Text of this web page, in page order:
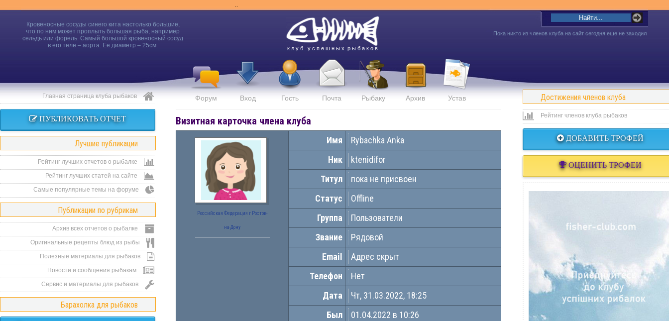
..
Кровеносные сосуды синего кита настолько большие,
что по ним может проплыть большая рыба, например
сельдь или форель. Самый большой кровеносный сосуд
в его теле – аорта. Ее диаметр – 25см.
к л у б у с п е ш н ы х р ы б а к о в
Форум Вход Гость Почта Рыбаку Архив Устав
Пока никто из членов клуба на сайт сегодня еще не заходил
Главная страница клуба рыбаков
ПУБЛИКОВАТЬ ОТЧЕТ
Лучшие публикации
Рейтинг лучших отчетов о рыбалке
Рейтинг лучших статей на сайте
Самые популярные темы на форуме
Публикации по рубрикам
Архив всех отчетов о рыбалке
Оригинальные рецепты блюд из рыбы
Полезные материалы для рыбаков
Новости и сообщения рыбакам
Сервис и материалы для рыбаков
Барахолка для рыбаков
Визитная карточка члена клуба
Российская Федерация г Ростов-
на-Дону
Имя
Rybachka Anka
Ник
ktenidifor
Титул
пока не присвоен
Статус
Offline
Группа
Пользователи
Звание
Рядовой
Email
Адрес скрыт
Телефон
Нет
Дата
Чт, 31.03.2022, 18:25
Был
01.04.2022 в 10:26
Достижения членов клуба
Рейтинг членов клуба рыбаков
ДОБАВИТЬ ТРОФЕЙ
ОЦЕНИТЬ ТРОФЕИ